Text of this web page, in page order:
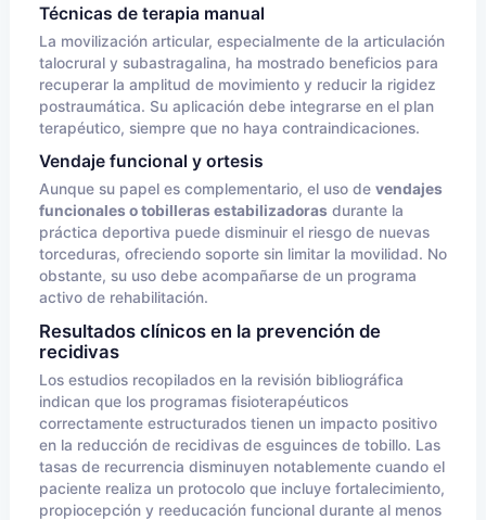
Técnicas de terapia manual
La movilización articular, especialmente de la articulación
talocrural y subastragalina, ha mostrado beneficios para
recuperar la amplitud de movimiento y reducir la rigidez
postraumática. Su aplicación debe integrarse en el plan
terapéutico, siempre que no haya contraindicaciones.
Vendaje funcional y ortesis
Aunque su papel es complementario, el uso de vendajes
funcionales o tobilleras estabilizadoras durante la
práctica deportiva puede disminuir el riesgo de nuevas
torceduras, ofreciendo soporte sin limitar la movilidad. No
obstante, su uso debe acompañarse de un programa
activo de rehabilitación.
Resultados clínicos en la prevención de
recidivas
Los estudios recopilados en la revisión bibliográfica
indican que los programas fisioterapéuticos
correctamente estructurados tienen un impacto positivo
en la reducción de recidivas de esguinces de tobillo. Las
tasas de recurrencia disminuyen notablemente cuando el
paciente realiza un protocolo que incluye fortalecimiento,
propiocepción y reeducación funcional durante al menos